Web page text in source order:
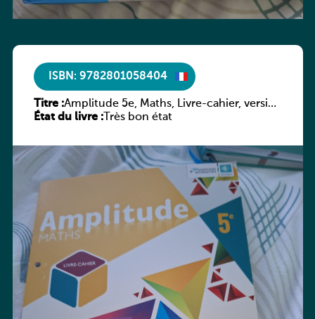
ISBN: 9782801058404
Titre :Amplitude 5e, Maths, Livre-cahier, version
luxembourgeoise
État du livre :Très bon état